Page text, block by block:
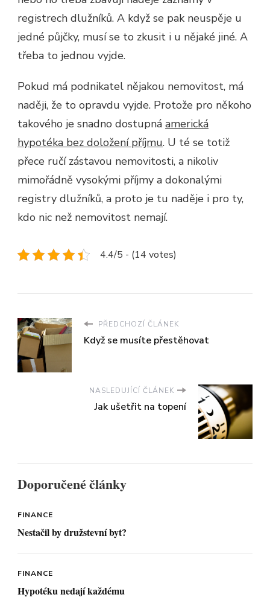
registrech dlužníků. A když se pak neuspěje u
jedné půjčky, musí se to zkusit i u nějaké jiné. A
třeba to jednou vyjde.
Pokud má podnikatel nějakou nemovitost, má
naději, že to opravdu vyjde. Protože pro někoho
takového je snadno dostupná americká
hypotéka bez doložení příjmu. U té se totiž
přece ručí zástavou nemovitosti, a nikoliv
mimořádně vysokými příjmy a dokonalými
registry dlužníků, a proto je tu naděje i pro ty,
kdo nic než nemovitost nemají.
4.4/5 - (14 votes)
PŘEDCHOZÍ ČLÁNEK
Když se musíte přestěhovat
NASLEDUJÍCÍ ČLÁNEK
Jak ušetřit na topení
Doporučené články
FINANCE
Nestačil by družstevní byt?
FINANCE
Hypotéku nedají každému